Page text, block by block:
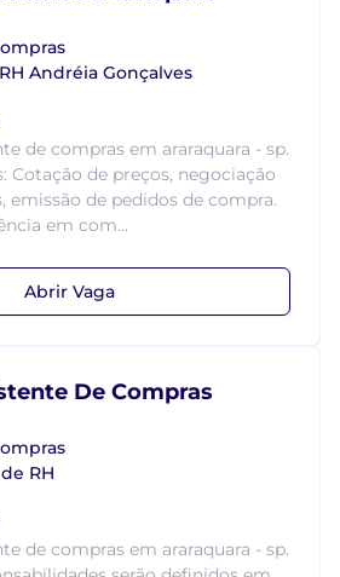
Andréia Gonçalves
de compras em araraquara - sp.
Cotação de preços, negociação
emissão de pedidos de compra.
em com...
Abrir Vaga
De Compras
RH
de compras em araraquara - sp.